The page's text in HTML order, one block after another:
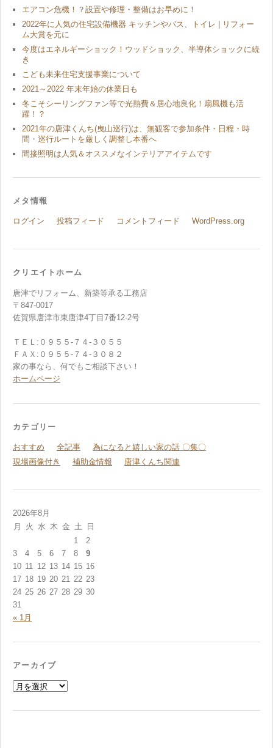
エアコン危機！？設置や修理・整備はお早めに！
2022年に人気の住宅設備機器 キッチンやバス、トイレ | リフォー
ム大賞を元に
今度はエネルギーショック！ウッドショック、半導体ショックに続
き
こども未来住宅支援事業について
2021～2022 年末年始の休業日も
冬こそシーリングファン等で光熱費＆居心地良化！扇風機も活
躍！？
2021年の唐津くんち(曳山巡行)は、無観客で参加条件・日程・時
間・巡行ルートを厳しく調整し本番へ
間接照明は人気＆オススメなインテリアアイテムです
メタ情報
ログイン 投稿フィード コメントフィード WordPress.org
クリエイトホーム
唐津でリフォーム、新築等承る工務店
〒847-0017
佐賀県唐津市東唐津4丁目7番12-2号
ＴＥＬ:０９５５-７４-３０５５
ＦＡＸ:０９５５-７４-３０８２
家の事なら、何でもご相談下さい！
ホームページ
カテゴリー
おすすめ 全記事
為になると嬉しい家の話 〇集〇
現場画像付き
補助金情報 唐津くんち関連
2026年8月
月
火 水 木 金 土
日
1
2
3
4 5 6 7 8
9
10 11 12 13 14 15 16
17 18 19 20 21 22 23
24 25 26 27 28 29 30
31
« 1月
アーカイブ
ア
ー